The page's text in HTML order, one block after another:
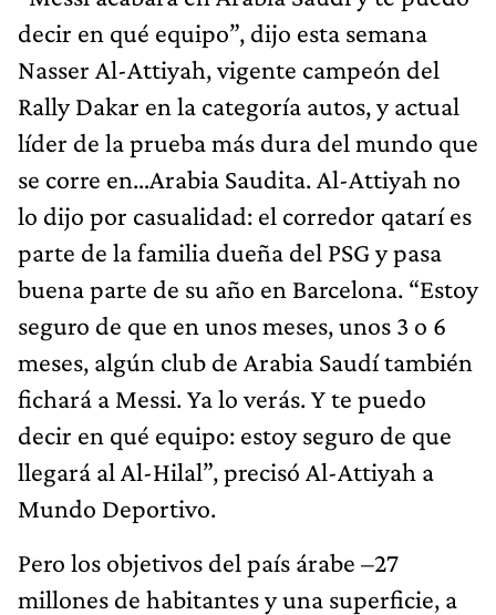
decir en qué equipo”, dijo esta semana
Nasser Al-Attiyah, vigente campeón del
Rally Dakar en la categoría autos, y actual
líder de la prueba más dura del mundo que
se corre en…Arabia Saudita. Al-Attiyah no
lo dijo por casualidad: el corredor qatarí es
parte de la familia dueña del PSG y pasa
buena parte de su año en Barcelona. “Estoy
seguro de que en unos meses, unos 3 o 6
meses, algún club de Arabia Saudí también
fichará a Messi. Ya lo verás. Y te puedo
decir en qué equipo: estoy seguro de que
llegará al Al-Hilal”, precisó Al-Attiyah a
Mundo Deportivo.
Pero los objetivos del país árabe –27
millones de habitantes y una superficie, a